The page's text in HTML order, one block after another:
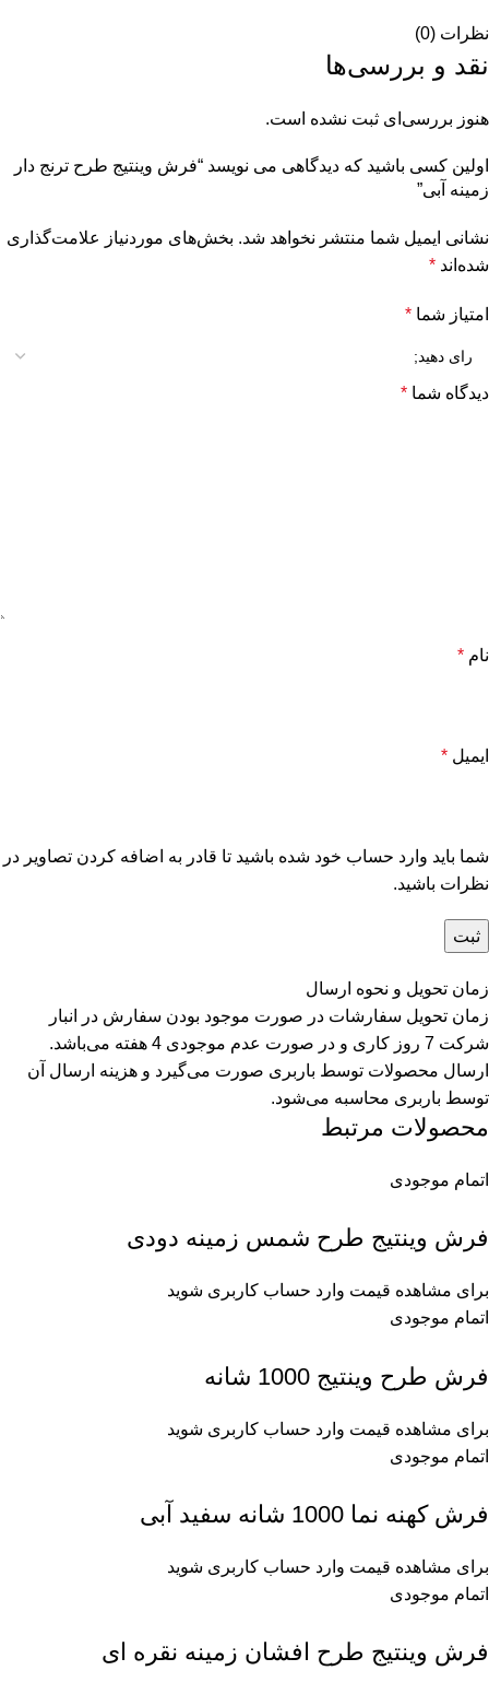
نظرات (0)
نقد و بررسی‌ها
هنوز بررسی‌ای ثبت نشده است.
اولین کسی باشید که دیدگاهی می نویسد “فرش وینتیج طرح ترنج دار
زمینه آبی”
نشانی ایمیل شما منتشر نخواهد شد. بخش‌های موردنیاز علامت‌گذاری
شده‌اند *
امتیاز شما *
دیدگاه شما *
نام *
ایمیل *
شما باید وارد حساب خود شده باشید تا قادر به اضافه کردن تصاویر در
نظرات باشید.
زمان تحویل و نحوه ارسال
زمان تحویل سفارشات در صورت موجود بودن سفارش در انبار
شرکت 7 روز کاری و در صورت عدم موجودی 4 هفته می‌باشد.
ارسال محصولات توسط باربری صورت می‌گیرد و هزینه ارسال آن
توسط باربری محاسبه می‌شود.
محصولات مرتبط
اتمام موجودی
فرش وینتیج طرح شمس زمینه دودی
برای مشاهده قیمت وارد حساب کاربری شوید
اتمام موجودی
فرش طرح وینتیج 1000 شانه
برای مشاهده قیمت وارد حساب کاربری شوید
اتمام موجودی
فرش کهنه نما 1000 شانه سفید آبی
برای مشاهده قیمت وارد حساب کاربری شوید
اتمام موجودی
فرش وینتیج طرح افشان زمینه نقره ای